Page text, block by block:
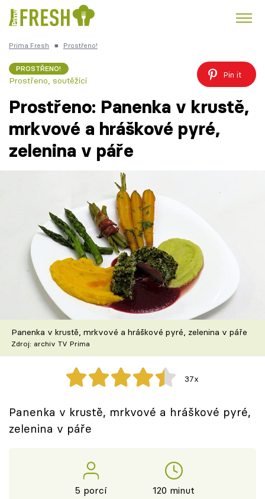
Česká kuchyně
Témata
Články
TV Program
Škola vaření
Recepty z TV
Speciál: Cuketa
Těhotnej kuchař
Přihlášení
Prima Fresh ■ Prostřeno!
PROSTŘENO!
Prostřeno, soutěžící
Pin it
Prostřeno: Panenka v krustě,
mrkvové a hráškové pyré,
zelenina v páře
Panenka v krustě, mrkvové a hráškové pyré, zelenina v páře
Zdroj: archiv TV Prima
37x
Panenka v krustě, mrkvové a hráškové pyré,
zelenina v páře
5 porcí 120 minut